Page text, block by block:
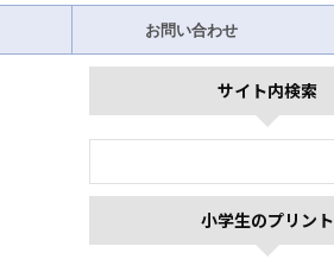
お問い合わせ
サイト内検索
小学生のプリント